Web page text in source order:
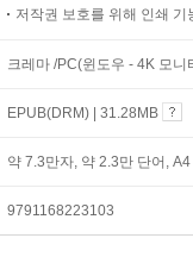
저작권 보호를 위해 인쇄 기
크레마 /PC(윈도우 - 4K 모
EPUB(DRM) | 31.28MB
약 7.3만자, 약 2.3만 단어,
9791168223103